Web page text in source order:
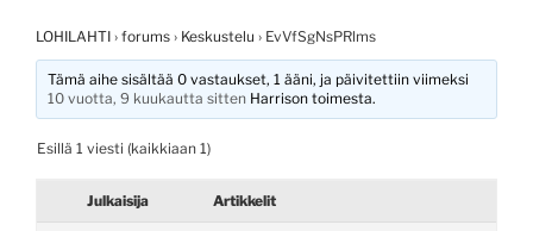
LOHILAHTI › forums › Keskustelu › EvVfSgNsPRlms
Tämä aihe sisältää 0 vastaukset, 1 ääni, ja päivitettiin viimeksi
10 vuotta, 9 kuukautta sitten Harrison toimesta.
Esillä 1 viesti (kaikkiaan 1)
Julkaisija Artikkelit